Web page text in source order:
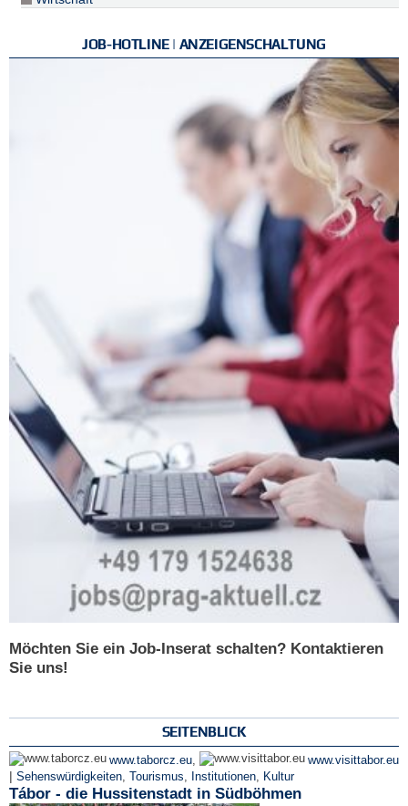
JOB-HOTLINE | ANZEIGENSCHALTUNG
Möchten Sie ein Job-Inserat schalten? Kontaktieren
Sie uns!
SEITENBLICK
www.taborcz.eu www.visittabor.eu
| Sehenswürdigkeiten Tourismus Institutionen Kultur
Tábor - die Hussitenstadt in Südböhmen